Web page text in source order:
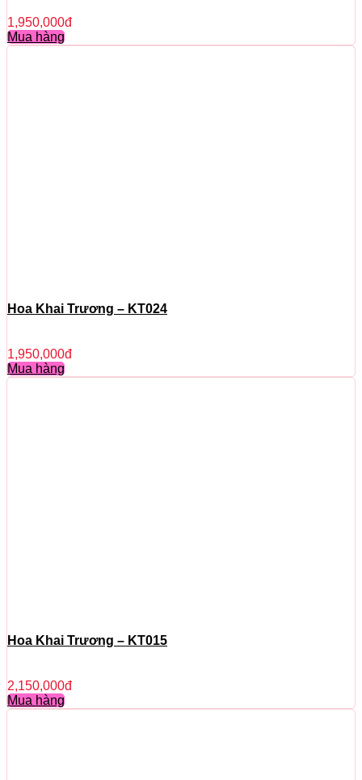
1,950,000đ
Mua hàng
Hoa Khai Trương – KT024
1,950,000đ
Mua hàng
Hoa Khai Trương – KT015
2,150,000đ
Mua hàng